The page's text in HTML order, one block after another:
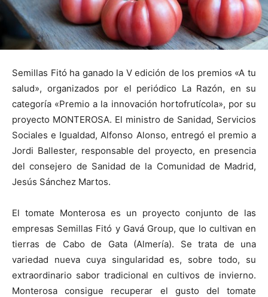
Semillas Fitó ha ganado la Vedición de los premios «A tu
salud», organizados por el periódico La Razón, en su
categoría «Premio a la innovación hortofrutícola», por su
proyecto MONTEROSA. El ministro de Sanidad, Servicios
Sociales e Igualdad, Alfonso Alonso, entregó el premio a
Jordi Ballester, responsable del proyecto, en presencia
del consejero de Sanidad de la Comunidad de Madrid,
Jesús Sánchez Martos.
El tomate Monterosa es un proyecto conjunto de las
empresas Semillas Fitó y Gavá Group, que lo cultivan en
tierras de Cabo de Gata (Almería). Se trata de una
variedad nueva cuya singularidad es, sobre todo, su
extraordinario sabor tradicional en cultivos de invierno.
Monterosa consigue recuperar el gusto del tomate